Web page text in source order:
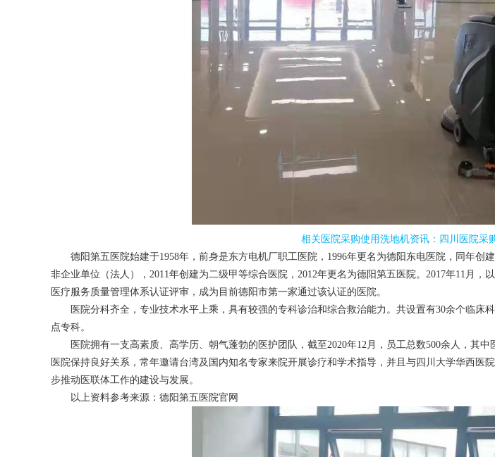
相关医院采购使用洗地机资讯： 四川医院采
德阳第五医院始建于1958年，前身是东方电机厂职工医院，1996年更名为德阳东电医院，同年创
非企业单位（法人），2011年创建为二级甲等综合医院，2012年更名为德阳第五医院。2017年11月
医疗服务质量管理体系认证评审，成为目前德阳市第一家通过该认证的医院。
医院分科齐全，专业技术水平上乘，具有较强的专科诊治和综合救治能力。共设置有30余个临床
点专科。
医院拥有一支高素质、高学历、朝气蓬勃的医护团队，截至2020年12月，员工总数500余人，其中
医院保持良好关系，常年邀请台湾及国内知名专家来院开展诊疗和学术指导，并且与四川大学华西
步推动医联体工作的建设与发展。
以上资料参考来源： 德阳第五医院官网